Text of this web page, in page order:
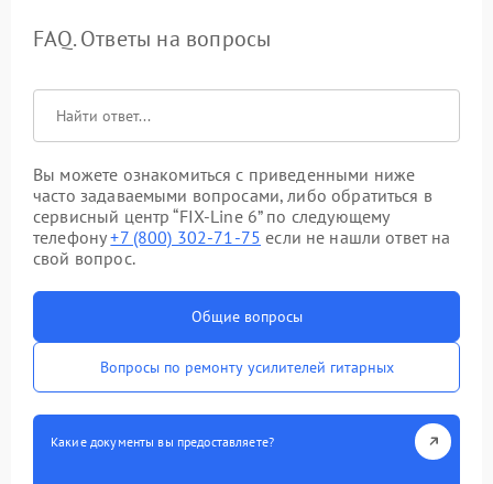
FAQ. Ответы на вопросы
Вы можете ознакомиться с приведенными ниже
часто задаваемыми вопросами, либо обратиться в
сервисный центр “FIX-Line 6” по следующему
телефону+7 (800) 302-71-75 если не нашли ответ на
свой вопрос.
Общие вопросы
Вопросы по ремонту усилителей гитарных
Какие документы вы предоставляете?